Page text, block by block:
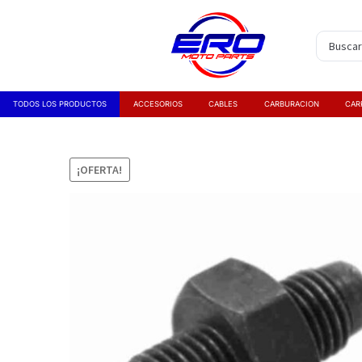
TODOS LOS PRODUCTOS ACCESORIOS CABLES CARBURACION
¡OFERTA!